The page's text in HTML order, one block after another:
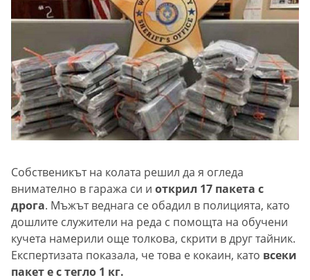
Собственикът на колата решил да я огледа
внимателно в гаража си и открил 17 пакета с
дрога. Мъжът веднага се обадил в полицията, като
дошлите служители на реда с помощта на обучени
кучета намерили още толкова, скрити в друг тайник.
Експертизата показала, че това е кокаин, като всеки
пакет е с тегло 1 кг.